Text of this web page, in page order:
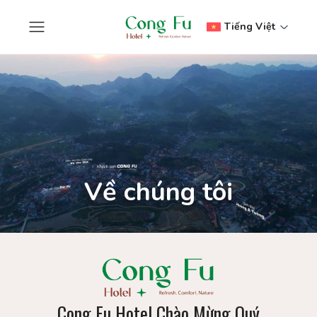
Tiếng Việt
Về chúng tôi